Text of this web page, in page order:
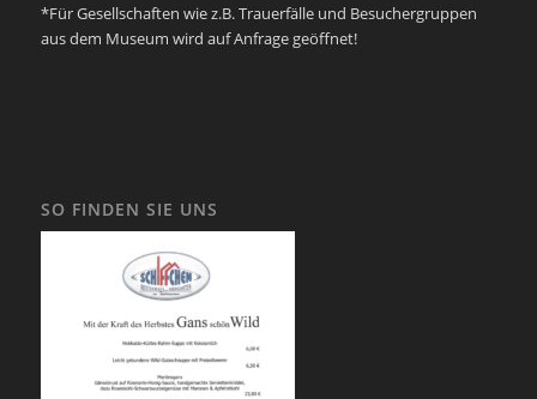
*Für Gesellschaften wie z.B. Trauerfälle und Besuchergruppen
aus dem Museum wird auf Anfrage geöffnet!
SO FINDEN SIE UNS